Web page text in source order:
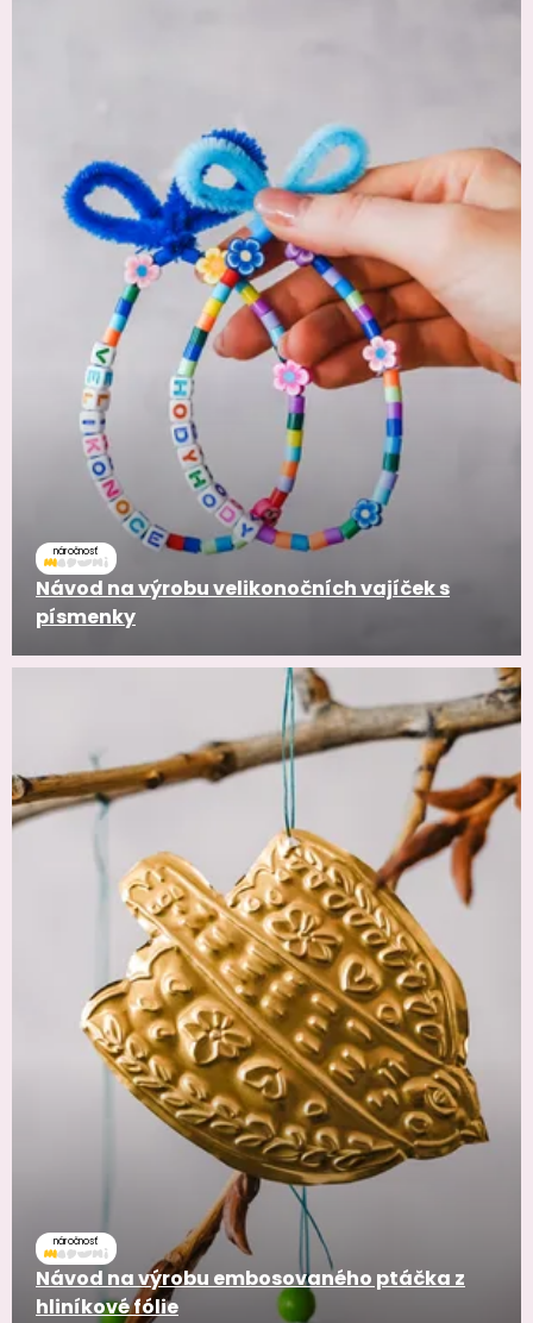
náročnosť
Návod na výrobu velikonočních vajíček s
písmenky
náročnosť
Návod na výrobu embosovaného ptáčka z
hliníkové fólie